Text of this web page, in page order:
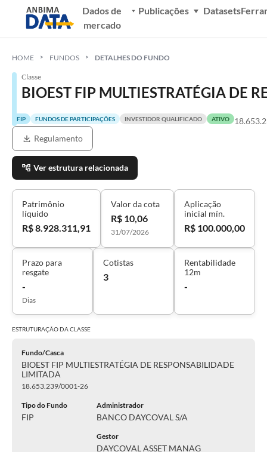
Dados de
mercado
Publicações Datasets
HOME FUNDOS DETALHES DO FUNDO
Classe
BIOEST FIP MULTIESTRATÉGIA DE
FIP FUNDOS DE PARTICIPAÇÕES INVESTIDOR QUALIFICADO ATIVO
Regulamento
Ver estrutura relacionada
Patrimônio
líquido
R$ 8.928.311,91
Valor da cota
R$ 10,06
31/07/2026
Aplicação
inicial mín.
R$ 100.000,00
Prazo para
resgate
-
Dias
Cotistas
3
Rentabilidade
12m
-
ESTRUTURAÇÃO DACLASSE
Fundo/Casca
BIOEST FIP MULTIESTRATÉGIA DE RESPONSABILIDADE
LIMITADA
18.653.239/0001-26
Tipo do Fundo
FIP
Administrador
BANCO DAYCOVAL S/A
Gestor
DAYCOVAL ASSET MANAG